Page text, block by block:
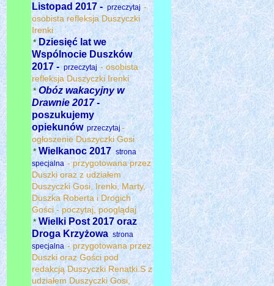
Listopad 2017 - przeczytaj -
osobista refleksja Duszyczki
Irenki
* Dziesięć lat we
Wspólnocie Duszków
2017 - przeczytaj - osobista
refleksja Duszyczki Irenki
*Obóz wakacyjny w
Drawnie 2017-
poszukujemy
opiekunów przeczytaj-
ogłoszenie Duszyczki Gosi
*Wielkanoc 2017 strona
specjalna - przygotowana przez
Duszki oraz z udziałem
Duszyczki Gosi, Irenki, Marty,
Duszka Roberta i Drogich
Gości - poczytaj, pooglądaj
* Wielki Post 2017 oraz
Droga Krzyżowa strona
specjalna - przygotowana przez
Duszki oraz Gości pod
redakcją Duszyczki Renatki.S z
udziałem Duszyczki Gosi,